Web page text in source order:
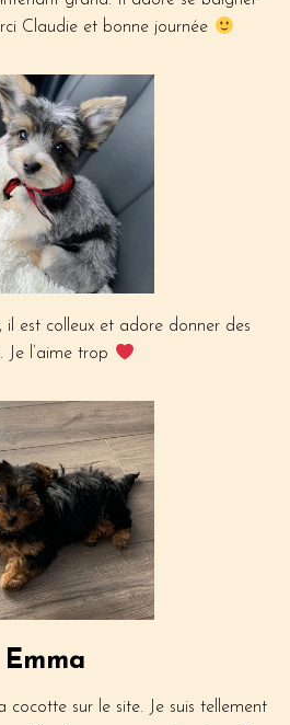
Claudie et bonne journée
il est colleux et adore donner des
Je l’aime trop
Emma
cocotte sur le site. Je suis tellement